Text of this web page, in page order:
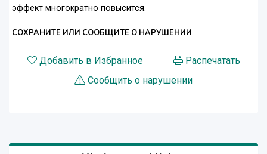
эффект многократно повысится.
СОХРАНИТЕ ИЛИ СООБЩИТЕ О НАРУШЕНИИ
Добавить в Избранное
Распечатать
Сообщить о нарушении